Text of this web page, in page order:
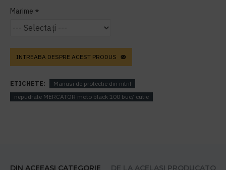
Marime
INTREABA DESPRE ACEST PRODUS
ETICHETE:
Manusi de protectie din nitril
nepudrate MERCATOR moto black 100 buc/ cutie
DIN ACEEASI CATEGORIE DE LA ACELASI PRODUCATOR